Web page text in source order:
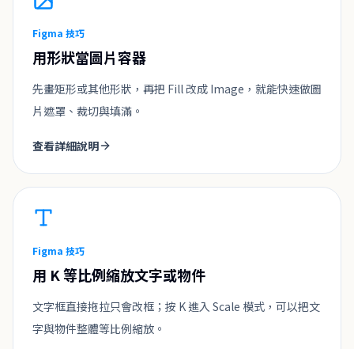
Figma 技巧
用形狀當圖片容器
先畫矩形或其他形狀，再把 Fill 改成 Image，就能快速做圖
片遮罩、裁切與填滿。
查看詳細說明
Figma 技巧
用 K 等比例縮放文字或物件
文字框直接拖拉只會改框；按 K 進入 Scale 模式，可以把文
字與物件整體等比例縮放。